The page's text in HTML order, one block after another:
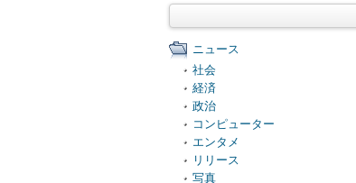
ニュース
社会
経済
政治
コンピューター
エンタメ
リリース
写真